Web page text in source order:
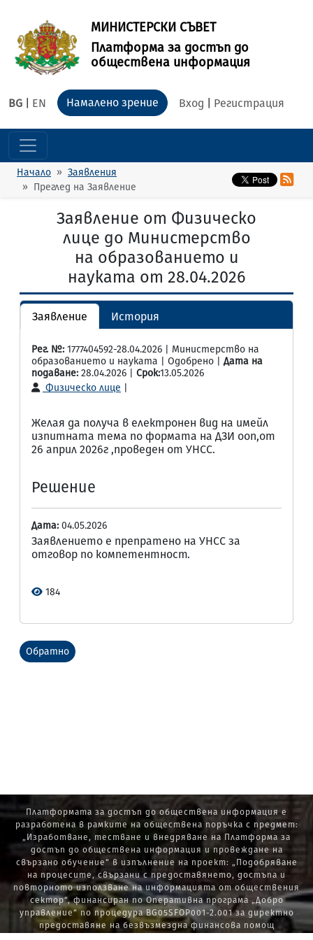
МИНИСТЕРСКИ СЪВЕТ
Платформа за достъп до
обществена информация
BG EN Вход Регистрация
Намалено зрение
Начало
Заявления
Преглед на Заявление
Заявление от Физическо
лице до Министерство
на образованието и
науката от 28.04.2026
Заявление История
Рег. №: 1777404592-28.04.2026 | Министерство на
образованието и науката | Одобрено | Дата на
подаване: 28.04.2026 | Срок:13.05.2026
Физическо лице
Желая да получа в електронен вид на имейл
изпитната тема по формата на ДЗИ ооп,от
26 април 2026г ,проведен от УНСС.
Решение
Дата: 04.05.2026
Заявлението е препратено на УНСС за
отговор по компетентност.
184
Обратно
Платформата за достъп до обществена информация е
разработена в рамките на обществена поръчка с предмет:
„Изработване, тестване и внедряване на Платформа за
достъп до обществена информация и провеждане на
свързано обучение“ в изпълнение на проект: „Подобряване
на процесите, свързани с предоставянето, достъпа и
повторното използване на информацията от обществения
сектор“, финансиран по Оперативна програма „Добро
управление“ по процедура BG05SFOP001-2.001 за директно
предоставяне на безвъзмездна финансова помощ